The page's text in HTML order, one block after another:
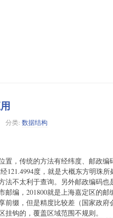
分类: 数据结构
，传统的方法有经纬度、邮政编
121.4994度，就是大概东方明珠
法不太利于查询。另外邮政编码
邮编，201800就是上海嘉定区的
前缀，但是精度比较差（国家政
钩的，覆盖区域范围不规则。